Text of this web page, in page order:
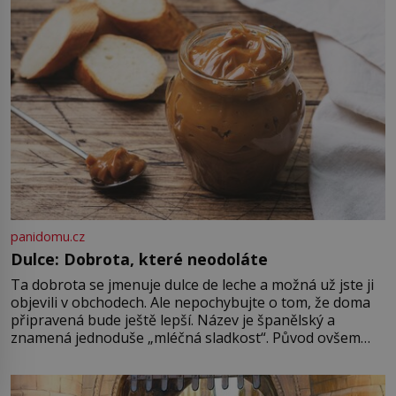
vás pozveme? Unikátní hřbitov,
který si vysloužil název „Veselý“,
najdeme v rumunské vesnici
Sapanta, nedaleko hranic […]
panidomu.cz
Dulce: Dobrota, které neodoláte
Ta dobrota se jmenuje dulce de leche a možná už jste ji
objevili v obchodech. Ale nepochybujte o tom, že doma
připravená bude ještě lepší. Název je španělský a
znamená jednoduše „mléčná sladkost“. Původ ovšem
pře hned několik latinskoamerických zemí a k tomu
Francie, kde se traduje,